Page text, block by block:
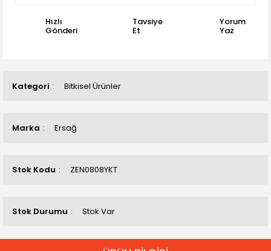
Kategori Bitkisel Ürünler
Marka Ersağ
Stok Kodu ZEN0808YKT
Stok Durumu Stok Var
Hızlı
Gönderi
Tavsiye
Et
Yorum
Yaz